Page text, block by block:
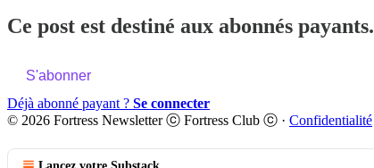
Ce post est destiné aux abonnés payants.
S'abonner
Déjà abonné payant ? Se connecter
© 2026 Fortress Newsletter ⓒ Fortress Club ⓒ · Confidentialité